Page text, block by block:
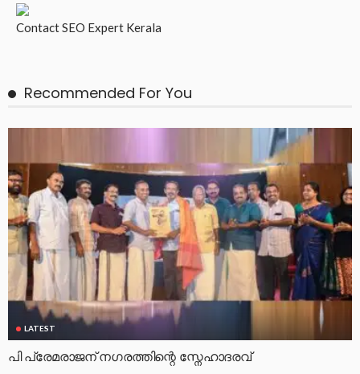
ContactSEO Expert Kerala
Recommended For You
LATEST
പി പ്രേമരാജന് നഗരത്തിന്റെ സ്നേഹാദരവ്